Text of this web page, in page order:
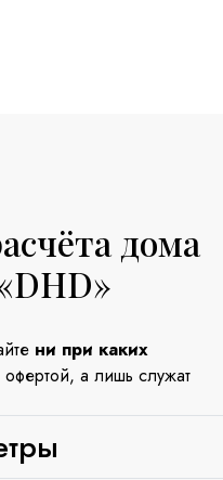
дома
ни при каких
офертой, а лишь служат